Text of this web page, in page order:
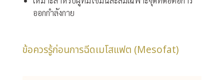
ออกกำลังกาย
ข้อควรรู้ก่อนการฉีดเมโสแฟต (Mesofat)